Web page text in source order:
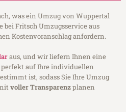
was ein Umzug von Wuppertal
Fritsch Umzugsservice aus
Kostenvoranschlag anfordern.
aus, und wir liefern Ihnen eine
perfekt auf Ihre individuellen
ist, sodass Sie Ihre Umzug
voller Transparenzplanen